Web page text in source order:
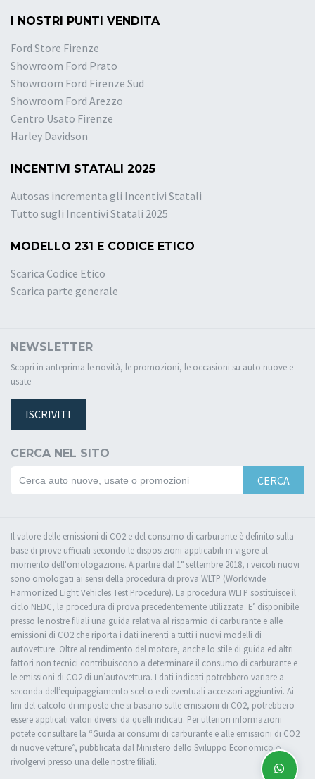
I NOSTRI PUNTI VENDITA
Ford Store Firenze
Showroom Ford Prato
Showroom Ford Firenze Sud
Showroom Ford Arezzo
Centro Usato Firenze
Harley Davidson
INCENTIVI STATALI 2025
Autosas incrementa gli Incentivi Statali
Tutto sugli Incentivi Statali 2025
MODELLO 231 E CODICE ETICO
Scarica Codice Etico
Scarica parte generale
NEWSLETTER
Scopri in anteprima le novità, le promozioni, le occasioni su auto nuove e
usate
ISCRIVITI
CERCA NEL SITO
CERCA
Il valore delle emissioni di CO2 e del consumo di carburante è definito sulla
base di prove ufficiali secondo le disposizioni applicabili in vigore al
momento dell'omologazione. A partire dal 1° settembre 2018, i veicoli nuovi
sono omologati ai sensi della procedura di prova WLTP (Worldwide
Harmonized Light Vehicles Test Procedure). La procedura WLTP sostituisce il
ciclo NEDC, la procedura di prova precedentemente utilizzata. E’ disponibile
presso le nostre filiali una guida relativa al risparmio di carburante e alle
emissioni di CO2 che riporta i dati inerenti a tutti i nuovi modelli di
autovetture. Oltre al rendimento del motore, anche lo stile di guida ed altri
fattori non tecnici contribuiscono a determinare il consumo di carburante e
le emissioni di CO2 di un’autovettura. I dati indicati potrebbero variare a
seconda dell’equipaggiamento scelto e di eventuali accessori aggiuntivi. Ai
fini del calcolo di imposte che si basano sulle emissioni di CO2, potrebbero
essere applicati valori diversi da quelli indicati. Per ulteriori informazioni
potete consultare la “Guida ai consumi di carburante e alle emissioni di CO2
di nuove vetture”, pubblicata dal Ministero dello Sviluppo Economico o
rivolgervi presso una delle nostre filiali.